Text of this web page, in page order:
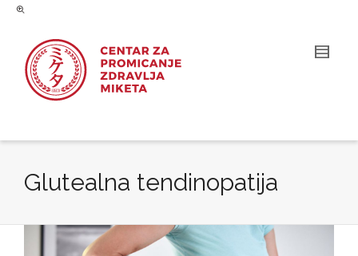
Glutealna tendinopatija